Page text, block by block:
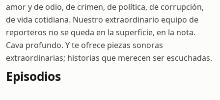
amor y de odio, de crimen, de política, de corrupción,
de vida cotidiana. Nuestro extraordinario equipo de
reporteros no se queda en la superficie, en la nota.
Cava profundo. Y te ofrece piezas sonoras
extraordinarias; historias que merecen ser escuchadas.
Episodios